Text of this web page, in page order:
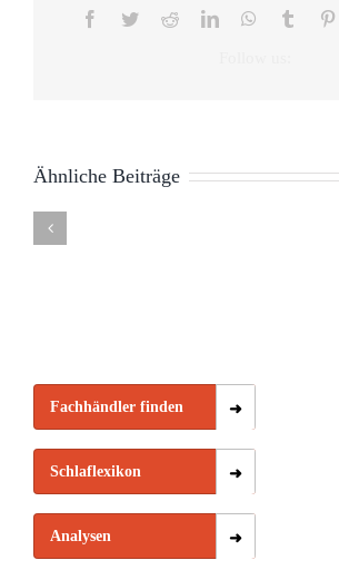
Facebook
TwitterRedditLinkedInWhatsApp
Tumblr
Ähnliche Beiträge
Auswirkungen
von
Bettpartnern
Fachhändler finden
Schlaflexikon
Analysen